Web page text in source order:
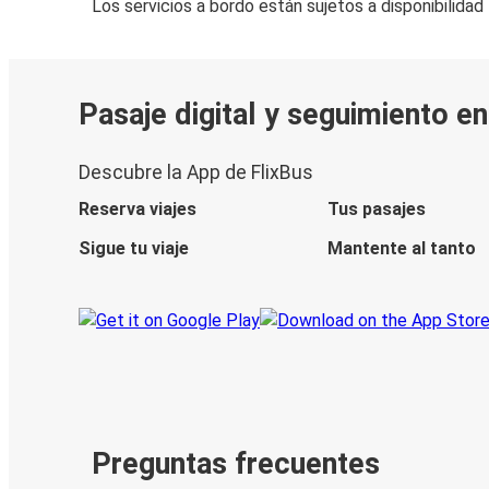
Los servicios a bordo están sujetos a disponibilidad
Pasaje digital y seguimiento
Descubre la App de FlixBus
Reserva viajes
Tus pasajes
Sigue tu viaje
Mantente al tanto
Preguntas frecuentes